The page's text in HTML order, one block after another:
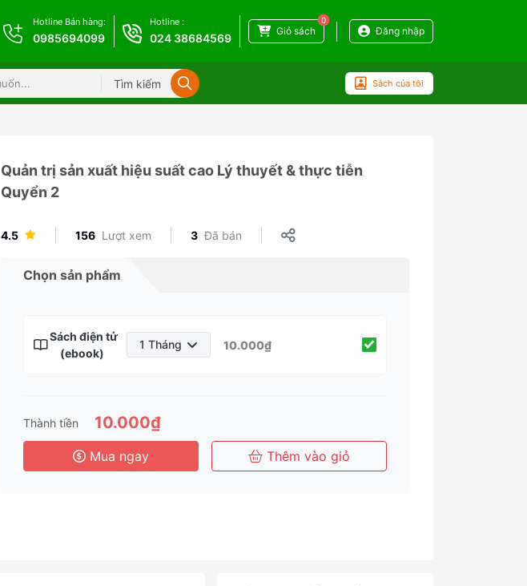
Hotline Bán hàng:
0985694099
Hotline :
024 38684569
0
Giỏ sách Đăng nhập
Tìm kiếm Sách của tôi
Quản trị sản xuất hiệu suất cao Lý thuyết & thực tiễn
Quyển 2
4.5 156 Lượt xem 3 Đã bán
Chọn sản phẩm
Sách điện tử
(ebook)
1 Tháng
6 Tháng
3 Năm
10.000₫
Thành tiền 10.000₫
Mua ngay Thêm vào giỏ